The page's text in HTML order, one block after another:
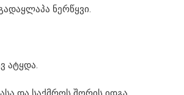
ნერწყვი.
ატყდა.